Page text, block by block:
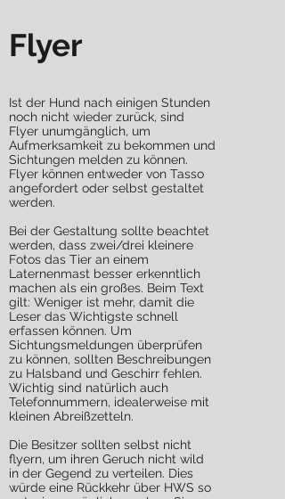
Flyer
Ist der Hund nach einigen Stunden
noch nicht wieder zurück, sind
Flyer unumgänglich, um
Aufmerksamkeit zu bekommen und
Sichtungen melden zu können.
Flyer können entweder von Tasso
angefordert oder selbst gestaltet
werden.
Bei der Gestaltung sollte beachtet
werden, dass zwei/drei kleinere
Fotos das Tier an einem
Laternenmast besser erkenntlich
machen als ein großes. Beim Text
gilt: Weniger ist mehr, damit die
Leser das Wichtigste schnell
erfassen können. Um
Sichtungsmeldungen überprüfen
zu können, sollten Beschreibungen
zu Halsband und Geschirr fehlen.
Wichtig sind natürlich auch
Telefonnummern, idealerweise mit
kleinen Abreißzetteln.
Die Besitzer sollten selbst nicht
flyern, um ihren Geruch nicht wild
in der Gegend zu verteilen. Dies
würde eine Rückkehr über HWS so